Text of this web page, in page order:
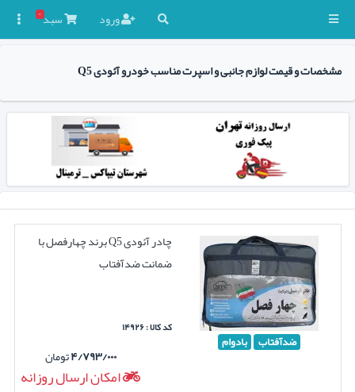
ورود سبد۰
مشخصات و قیمت لوازم جانبی و اسپرت مناسب خودرو آئودی Q5
ضدآفتاب بادوام
چادر آئودی Q5 برند چهارفصل با
ضمانت ضدآفتاب
کد کالا : ۱۴۹۲۶
۴/۷۹۳/۰۰۰تومان
امکان ارسال روزانه